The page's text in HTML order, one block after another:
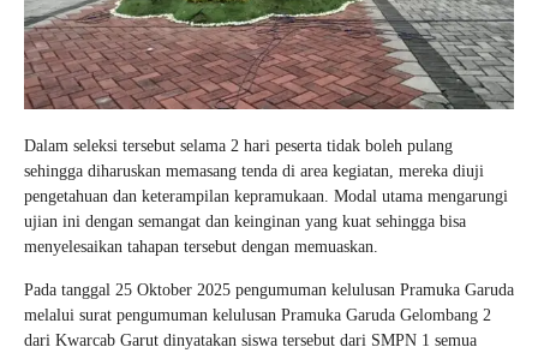
Dalam seleksi tersebut selama 2 hari peserta tidak boleh pulang
sehingga diharuskan memasang tenda di area kegiatan, mereka diuji
pengetahuan dan keterampilan kepramukaan. Modal utama mengarungi
ujian ini dengan semangat dan keinginan yang kuat sehingga bisa
menyelesaikan tahapan tersebut dengan memuaskan.
Pada tanggal 25 Oktober 2025 pengumuman kelulusan Pramuka Garuda
melalui surat pengumuman kelulusan Pramuka Garuda Gelombang 2
dari Kwarcab Garut dinyatakan siswa tersebut dari SMPN 1 semua